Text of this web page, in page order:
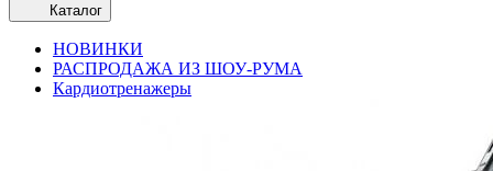
Каталог
НОВИНКИ
РАСПРОДАЖА ИЗ ШОУ-РУМА
Кардиотренажеры